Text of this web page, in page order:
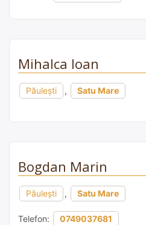
Mihalca Ioan
Păulești , Satu Mare
Bogdan Marin
Păulești , Satu Mare
Telefon: 0749037681